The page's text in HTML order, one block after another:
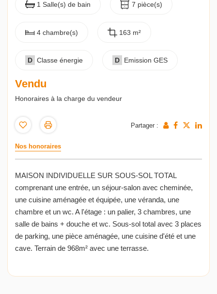
1 Salle(s) de bain 7 pièce(s)
4 chambre(s) 163 m²
D Classe énergie D Emission GES
Vendu
Honoraires à la charge du vendeur
Partager :
Nos honoraires
MAISON INDIVIDUELLE SUR SOUS-SOL TOTAL
comprenant une entrée, un séjour-salon avec cheminée,
une cuisine aménagée et équipée, une véranda, une
chambre et un wc. A l'étage : un palier, 3 chambres, une
salle de bains + douche et wc. Sous-sol total avec 3 places
de parking, une pièce aménagée, une cuisine d'été et une
cave. Terrain de 968m² avec une terrasse.